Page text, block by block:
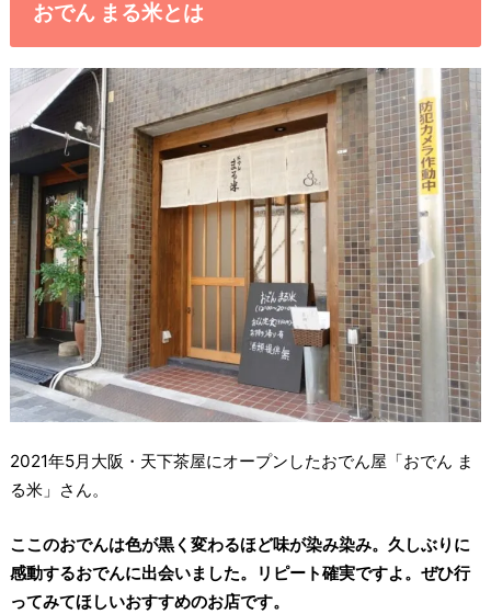
おでん まる米とは
2021年5月大阪・天下茶屋にオープンしたおでん屋「おでん ま
る米」さん。
ここのおでんは色が黒く変わるほど味が染み染み。久しぶりに
感動するおでんに出会いました。リピート確実ですよ。ぜひ行
ってみてほしいおすすめのお店です。